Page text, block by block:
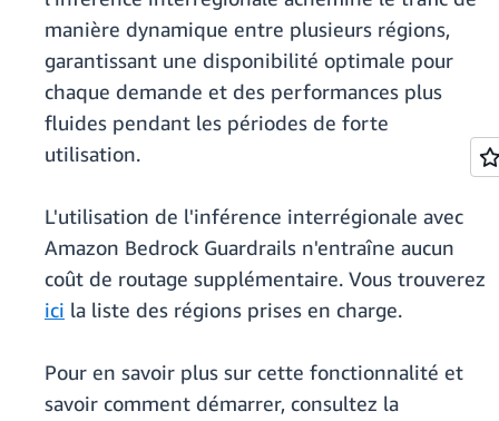
manière dynamique entre plusieurs régions,
garantissant une disponibilité optimale pour
chaque demande et des performances plus
fluides pendant les périodes de forte
utilisation.
L'utilisation de l'inférence interrégionale avec
Amazon Bedrock Guardrails n'entraîne aucun
coût de routage supplémentaire. Vous trouverez
ici la liste des régions prises en charge.
Pour en savoir plus sur cette fonctionnalité et
savoir comment démarrer, consultez la